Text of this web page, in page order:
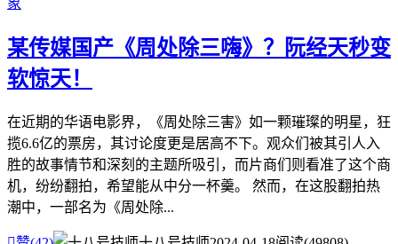
某传媒国产《周处除三嗨》？阮经天秒变
软惊天！
在近期的华语电影界，《周处除三害》如一颗璀璨的明星，狂
揽6.6亿的票房，其讨论度更是居高不下。观众们被其引人入
胜的故事情节和深刻的主题所吸引，而片商们则看准了这个商
机，纷纷翻拍，希望能从中分一杯羹。 然而，在这股翻拍热
潮中，一部名为《周处除...